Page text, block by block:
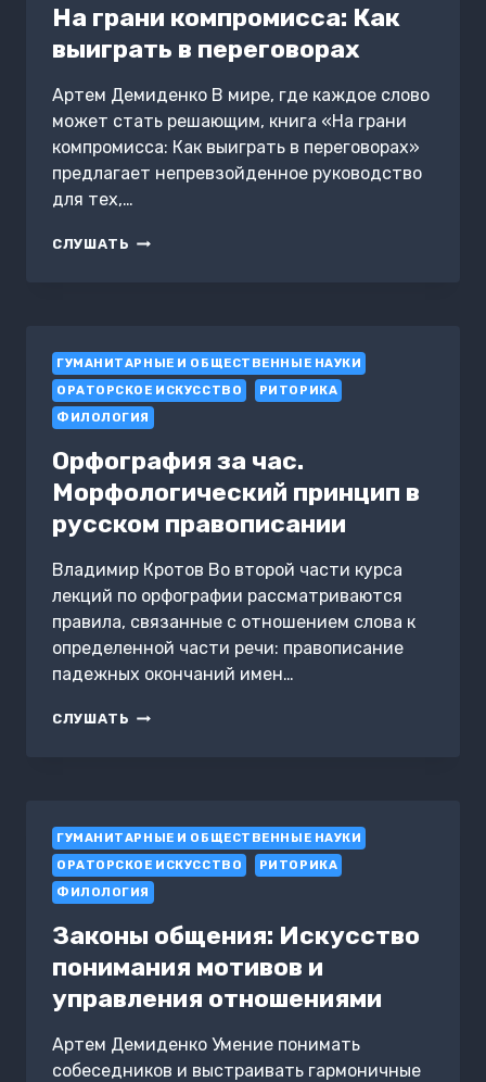
На грани компромисса: Как
выиграть в переговорах
Артем Демиденко В мире, где каждое слово
может стать решающим, книга «На грани
компромисса: Как выиграть в переговорах»
предлагает непревзойденное руководство
для тех,…
СЛУШАТЬ НА
ПЕРЕГОВОРАХ
ГУМАНИТАРНЫЕ И ОБЩЕСТВЕННЫЕ НАУКИ
ОРАТОРСКОЕ ИСКУССТВО
РИТОРИКА
ФИЛОЛОГИЯ
Орфография за час.
Морфологический принцип в
русском правописании
Владимир Кротов Во второй части курса
лекций по орфографии рассматриваются
правила, связанные с отношением слова к
определенной части речи: правописание
падежных окончаний имен…
СЛУШАТЬ ОРФОГРАФИЯ
РУССКОМ
ПРАВОПИСАНИИ
ГУМАНИТАРНЫЕ И ОБЩЕСТВЕННЫЕ НАУКИ
ОРАТОРСКОЕ ИСКУССТВО
РИТОРИКА
ФИЛОЛОГИЯ
Законы общения: Искусство
понимания мотивов и
управления отношениями
Артем Демиденко Умение понимать
собеседников и выстраивать гармоничные